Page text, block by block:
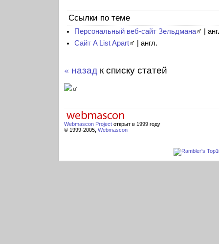
Ссылки по теме
Персональный веб-сайт Зельдмана
|
Сайт A List Apart
| англ.
« назад к списку статей
Webmascon Project открыт в 1999 году
© 1999-2005, Webmascon